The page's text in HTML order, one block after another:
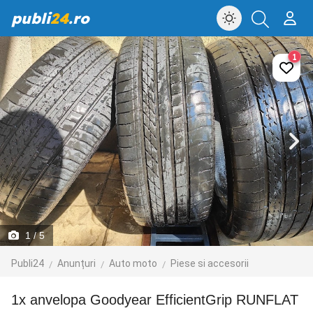
publi24.ro
1 / 5
Publi24 Anunțuri Auto moto Piese si accesorii
1
1x anvelopa Goodyear EfficientGrip RUNFLAT